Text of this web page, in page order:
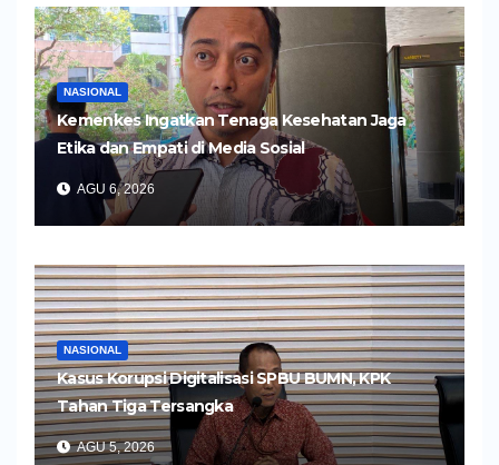
NASIONAL
Kemenkes Ingatkan Tenaga Kesehatan Jaga
Etika dan Empati di Media Sosial
AGU 6, 2026
NASIONAL
Kasus Korupsi Digitalisasi SPBU BUMN, KPK
Tahan Tiga Tersangka
AGU 5, 2026